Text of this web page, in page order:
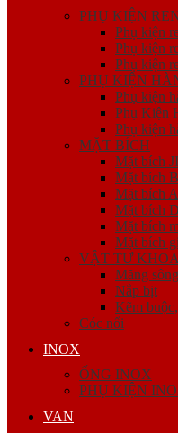
PHỤ KIỆN
Phụ kiện
Phụ kiện
Phụ kiện
PHỤ KIỆN
Phụ kiện
Phụ Kiện
Phụ kiện
MẶT BÍCH
Mặt bích
Mặt bích
Mặt bích
Mặt bích
Mặt bích
Mặt bích
VẬT TƯ
Măng sông
Nắp bịt
Kẽm
Cóc nối
INOX
ỐNG INOX
PHỤ KIỆN
VAN